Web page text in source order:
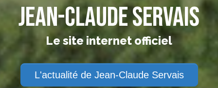
Jean-Claude Servais
Le site internet officiel
L'actualité de Jean-Claude Servais